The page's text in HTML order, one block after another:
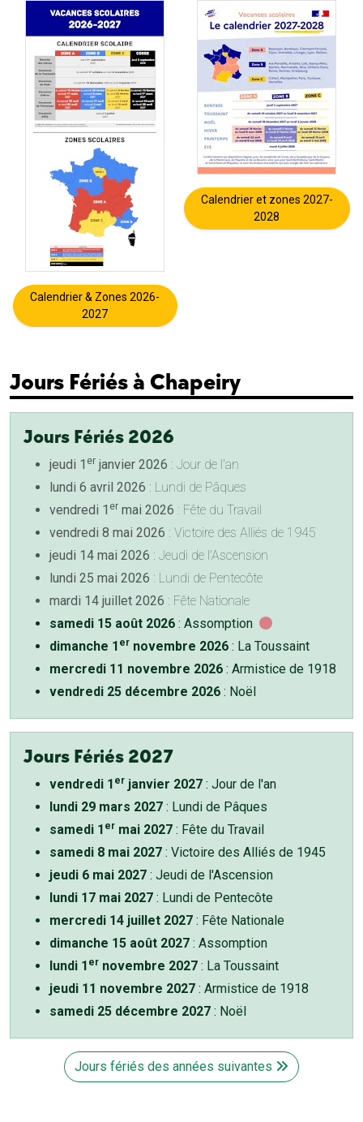
Calendrier & Zones 2026-
2027
Calendrier et zones 2027-
2028
Jours Fériés à Chapeiry
Jours Fériés 2026
jeudi 1 er janvier 2026 : Jour de l'an
lundi 6 avril 2026 : Lundi de Pâques
vendredi 1 er mai 2026 : Fête du Travail
vendredi 8 mai 2026 : Victoire des Alliés de 1945
jeudi 14 mai 2026 : Jeudi de l'Ascension
lundi 25 mai 2026 : Lundi de Pentecôte
mardi 14 juillet 2026 : Fête Nationale
samedi 15 août 2026 : Assomption
dimanche 1 er novembre 2026 : La Toussaint
mercredi 11 novembre 2026 : Armistice de 1918
vendredi 25 décembre 2026 : Noël
Jours Fériés 2027
vendredi 1 er janvier 2027 : Jour de l'an
lundi 29 mars 2027 : Lundi de Pâques
samedi 1 er mai 2027 : Fête du Travail
samedi 8 mai 2027 : Victoire des Alliés de 1945
jeudi 6 mai 2027 : Jeudi de l'Ascension
lundi 17 mai 2027 : Lundi de Pentecôte
mercredi 14 juillet 2027 : Fête Nationale
dimanche 15 août 2027 : Assomption
lundi 1 er novembre 2027 : La Toussaint
jeudi 11 novembre 2027 : Armistice de 1918
samedi 25 décembre 2027 : Noël
Jours fériés des années suivantes